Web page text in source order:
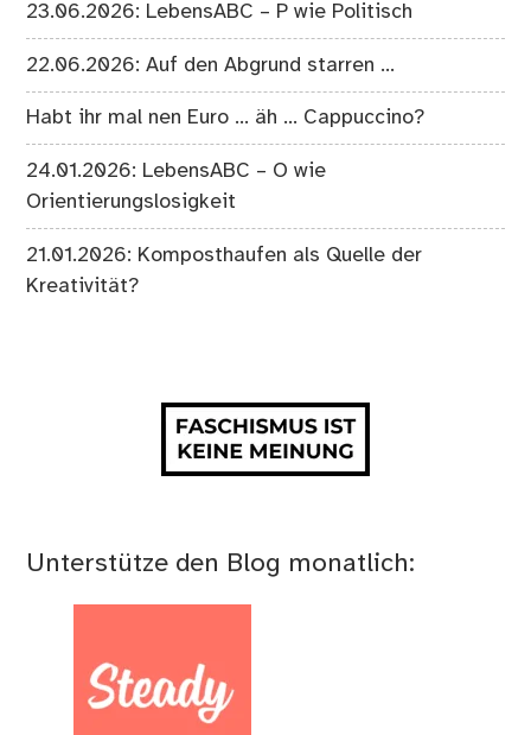
23.06.2026: LebensABC – P wie Politisch
22.06.2026: Auf den Abgrund starren …
Habt ihr mal nen Euro … äh … Cappuccino?
24.01.2026: LebensABC – O wie
Orientierungslosigkeit
21.01.2026: Komposthaufen als Quelle der
Kreativität?
Unterstütze den Blog monatlich: